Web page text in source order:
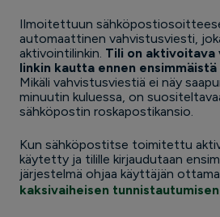
Ilmoitettuun
automaattinen vahvistusviesti,
aktivointilinkin. Tili on aktivoitava
linkin kautta ennen
Mikäli vahvistusviestiä ei näy
minuutin kuluessa, on
sähköpostin roskapostikansio.
Kun sähköpostitse toimitettu
käytetty ja tilille kirjaudutaan
järjestelmä ohjaa käyttäjän
kaksivaiheisen tunnistautumisen